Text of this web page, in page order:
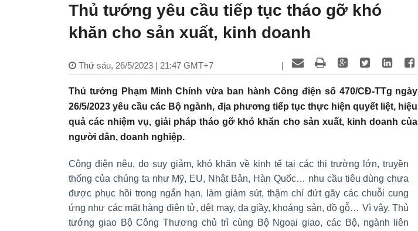
Thủ tướng yêu cầu tiếp tục tháo gỡ khó
khăn cho sản xuất, kinh doanh
Thứ sáu, 26/5/2023 | 21:47 GMT+7 |
Thủ tướng Phạm Minh Chính vừa ban hành Công điện số 470/CĐ-TTg ngày
26/5/2023 yêu cầu các Bộ ngành, địa phương tiếp tục thực hiện quyết liệt, hiệu
quả các nhiệm vụ, giải pháp tháo gỡ khó khăn cho sản xuất, kinh doanh của
người dân, doanh nghiệp.
Công điện nêu, do suy giảm, khó khăn về kinh tế tại các thị trường lớn, truyền
thống của chúng ta như Mỹ, EU, Nhật Bản, Hàn Quốc… nhu cầu tiêu dùng chưa
được phục hồi trong ngắn hạn, làm giảm sút, thậm chí đứt gãy các chuỗi cung
ứng như các mặt hàng điện tử, dệt may, da giầy, khoáng sản, đồ gỗ… Vì vậy, Thủ
tướng giao Bộ Công Thương chủ trì cùng Bộ Ngoại giao, các Bộ, ngành liên